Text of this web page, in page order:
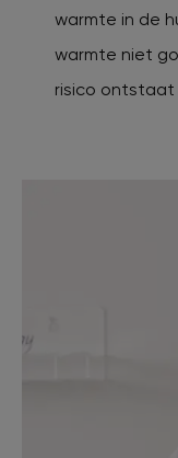
warmte in de
warmte niet
risico ontstaat